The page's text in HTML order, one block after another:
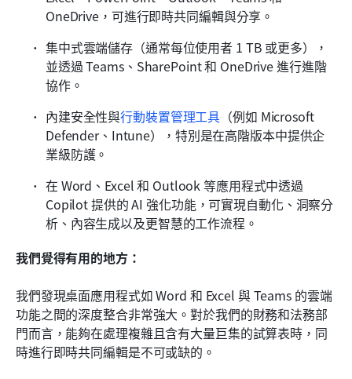
OneDrive，可進行即時共同編輯與分享。
集中式雲端儲存（通常每位使用者 1 TB 或更多），
並透過 Teams、SharePoint 和 OneDrive 進行進階
協作。
內建安全性與行動裝置管理工具 （例如 Microsoft
Defender、Intune），特別是在高階版本中提供企
業級防護。
在 Word、Excel 和 Outlook 等應用程式中透過
Copilot 提供的 AI 強化功能，可實現自動化、洞察分
析、內容生成以及更智慧的工作流程。
我們覺得有用的地方：
我們發現桌面應用程式如 Word 和 Excel 與 Teams 的雲端
功能之間的深度整合非常強大。對於我們的財務和法務部
門而言，能夠在處理複雜且含有大量巨集的試算表時，同
時進行即時共同編輯是不可或缺的。